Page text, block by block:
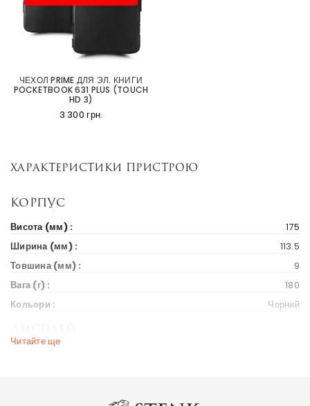
ЧЕХОЛ PRIME ДЛЯ ЭЛ. КНИГИ
POCKETBOOK 631 PLUS (TOUCH
HD 3)
3 300 грн.
Характеристики пристрою
Корпус
Висота (мм) :
175
Ширина (мм) :
113.5
Товшина (мм) :
9
Вага (г) :
180
Кольори :
Чорний
Читайте ще